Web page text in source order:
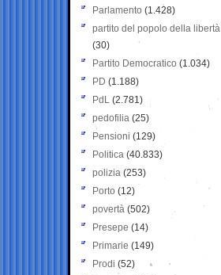
Parlamento (1.428)
partito del popolo della libertà
(30)
Partito Democratico (1.034)
PD (1.188)
PdL (2.781)
pedofilia (25)
Pensioni (129)
Politica (40.833)
polizia (253)
Porto (12)
povertà (502)
Presepe (14)
Primarie (149)
Prodi (52)